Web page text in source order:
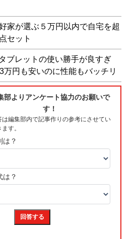
家が選ぶ５万円以内で自宅を超
セット
ブレットの使い勝手が良すぎ
円も安いのに性能もバッチリ